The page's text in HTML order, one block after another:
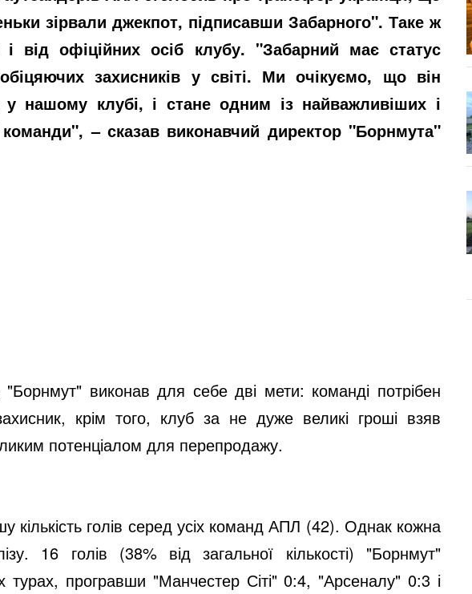
зірвали джекпот, підписавши Забарного". Таке ж
від офіційних осіб клубу. "Забарний має статус
захисників у світі. Ми очікуємо, що він
у нашому клубі, і стане одним із найважливіших і
команди", – сказав виконавчий директор "Борнмута"
виконав для себе дві мети: команді потрібен
крім того, клуб за не дуже великі гроші взяв
потенціалом для перепродажу.
кількість голів серед усіх команд АПЛ (42). Однак кожна
16 голів (38% від загальної кількості) "Борнмут"
турах, програвши "Манчестер Сіті" 0:4, "Арсеналу" 0:3 і